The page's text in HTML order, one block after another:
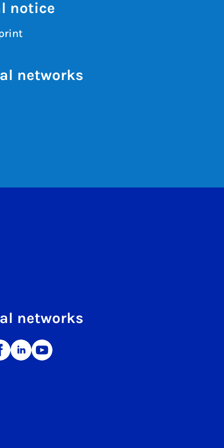
notice
networks
networks